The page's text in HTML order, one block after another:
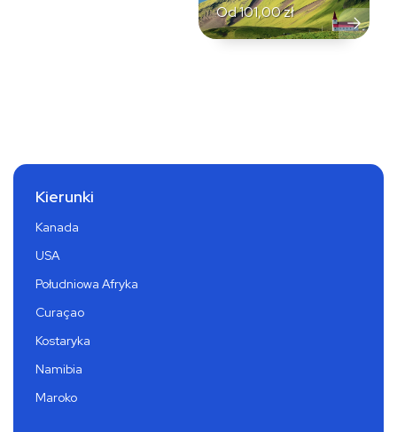
Od101,00zł
Kierunki
Kanada
USA
Południowa Afryka
Curaçao
Kostaryka
Namibia
Maroko